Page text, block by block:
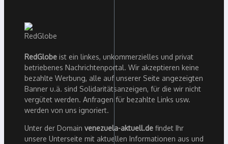
RedGlobe ist ein linkes, unkommerzielles und privat
betriebenes Nachrichtenportal. Wir akzeptieren keine
bezahlte Werbung, alle auf unserer Seite angezeigten
Banner u.ä. sind Solidaritätsanzeigen, für die wir nicht
vergütet werden. Anfragen für bezahlte Links usw.
werden von uns ignoriert.
Unter der Domain venezuela-aktuell.de findet Ihr
unsere Unterseite mit aktuellen Informationen aus und